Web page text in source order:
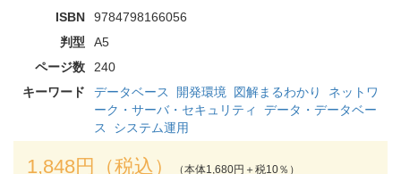
ISBN
9784798166056
判型
A5
ページ数
240
キーワード
データベース 開発環境 図解まるわかり
ネットワ
ーク・サーバ・セキュリティ
データ・データベー
ス
システム運用
1,848円（税込） （本体1,680円＋税10％）